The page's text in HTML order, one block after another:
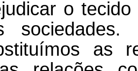
o
sociedades.
as